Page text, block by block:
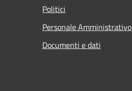
Politici
Personale Amministrativo
Documenti e dati